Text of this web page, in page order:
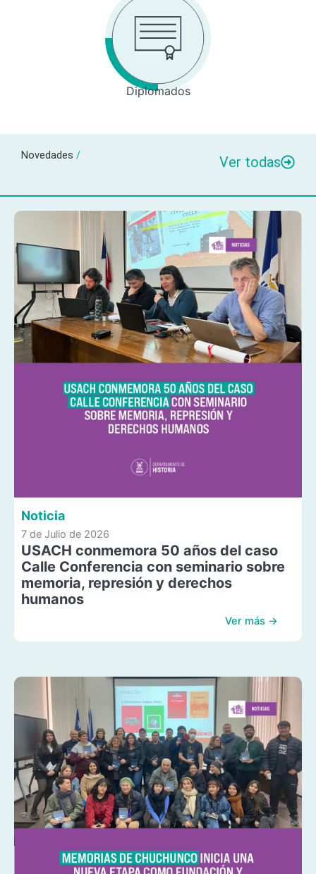
Diplomados
Novedades / Ver todas
Noticia
7 de Julio de 2026
USACH conmemora 50 años del caso
Calle Conferencia con seminario sobre
memoria, represión y derechos
humanos
Ver más →